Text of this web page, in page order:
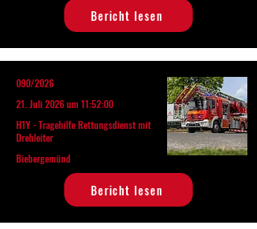
Bericht lesen
090/2026
21. Juli 2026 um 11:52:00
H1Y - Tragehilfe Rettungsdienst mit
Drehleiter
Biebergemünd
Bericht lesen